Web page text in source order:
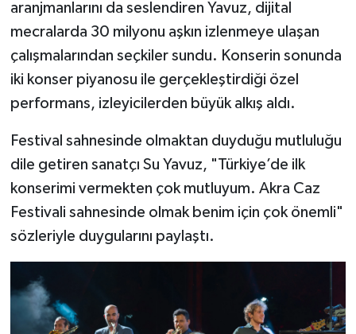
aranjmanlarını da seslendiren Yavuz, dijital
mecralarda 30 milyonu aşkın izlenmeye ulaşan
çalışmalarından seçkiler sundu. Konserin sonunda
iki konser piyanosu ile gerçekleştirdiği özel
performans, izleyicilerden büyük alkış aldı.
Festival sahnesinde olmaktan duyduğu mutluluğu
dile getiren sanatçı Su Yavuz, "Türkiye’de ilk
konserimi vermekten çok mutluyum. Akra Caz
Festivali sahnesinde olmak benim için çok önemli"
sözleriyle duygularını paylaştı.